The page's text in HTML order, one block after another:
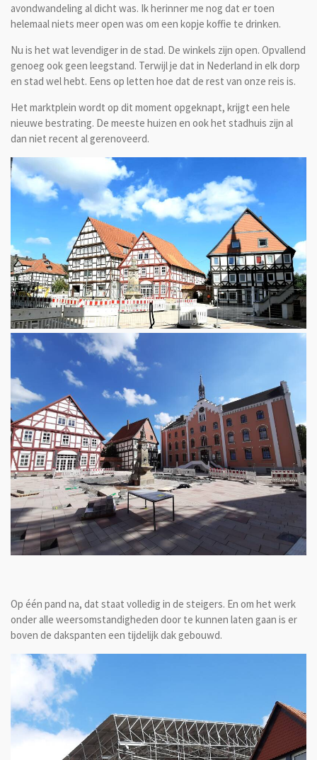
avondwandeling al dicht was. Ik herinner me nog dat er toen
helemaal niets meer open was om een kopje koffie te drinken.
Nu is het wat levendiger in de stad. De winkels zijn open. Opvallend
genoeg ook geen leegstand. Terwijl je dat in Nederland in elk dorp
en stad wel hebt. Eens op letten hoe dat de rest van onze reis is.
Het marktplein wordt op dit moment opgeknapt, krijgt een hele
nieuwe bestrating. De meeste huizen en ook het stadhuis zijn al
dan niet recent al gerenoveerd.
Op één pand na, dat staat volledig in de steigers. En om het werk
onder alle weersomstandigheden door te kunnen laten gaan is er
boven de dakspanten een tijdelijk dak gebouwd.